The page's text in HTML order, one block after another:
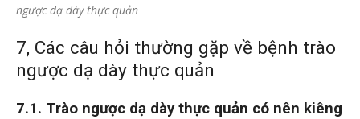
ngược dạ dày thực quản
7, Các câu hỏi thường gặp về bệnh trào
ngược dạ dày thực quản
7.1. Trào ngược dạ dày thực quản có nên kiêng